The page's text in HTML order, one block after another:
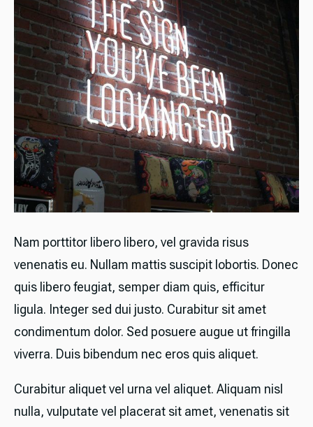
Nam porttitor libero libero, vel gravida risus
venenatis eu. Nullam mattis suscipit lobortis. Donec
quis libero feugiat, semper diam quis, efficitur
ligula. Integer sed dui justo. Curabitur sit amet
condimentum dolor. Sed posuere augue ut fringilla
viverra. Duis bibendum nec eros quis aliquet.
Curabitur aliquet vel urna vel aliquet. Aliquam nisl
nulla, vulputate vel placerat sit amet, venenatis sit